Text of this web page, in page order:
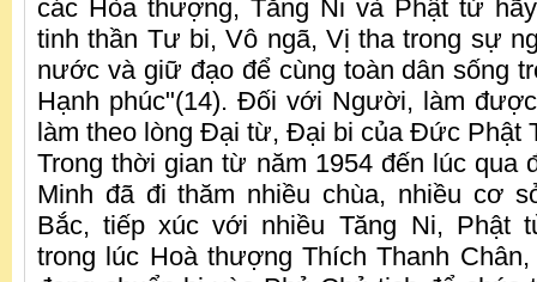
các Hòa thượng, Tăng Ni và Phật tử
tinh thần Tư bi, Vô ngã, Vị tha trong sự
nước và giữ đạo để cùng toàn dân sống
Hạnh phúc"(14). Đối với Người, làm
làm theo lòng Đại từ, Đại bi của Đức Phật
Trong thời gian từ năm 1954 đến lúc qua
Minh đã đi thăm nhiều chùa, nhiều cơ
Bắc, tiếp xúc với nhiều Tăng Ni, Phật
trong lúc Hoà thượng Thích Thanh